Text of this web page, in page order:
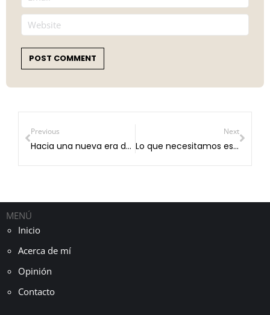
Website
POST COMMENT
Previous
Hacia una nueva era del gobierno digital en México
Next
Lo que necesitamos es más Tuzobús, no menos.
MENÚ
Inicio
Acerca de mí
Opinión
Contacto